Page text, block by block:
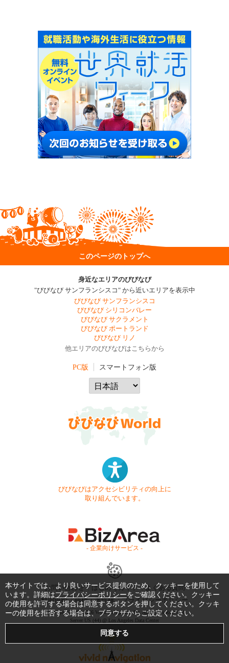
このページのトップへ
身近なエリアのびびなび
"びびなび サンフランシスコ" から近いエリアを表示中
びびなび サンフランシスコ
びびなび シリコンバレー
びびなび サクラメント
びびなび ポートランド
びびなび リノ
他エリアのびびなびはこちらから
PC版 スマートフォン版
びびなびはアクセシビリティの向上に
取り組んでいます。
- 企業向けサービス -
お問い合わせ はじめてガイド
よくある質問
利用規約
商標・著作権 プライバシーポリシー
Copyright © 1999-2026 Vivid Navigation, Inc. All Rights Reserved.
Server US (44) @ Los Angeles Data Center
本サイトでは、より良いサービス提供のため、クッキーを使用して
います。詳細はプライバシーポリシーをご確認ください。クッキー
の使用を許可する場合は同意するボタンを押してください。クッキ
ーの使用を拒否する場合は、ブラウザからご設定ください。